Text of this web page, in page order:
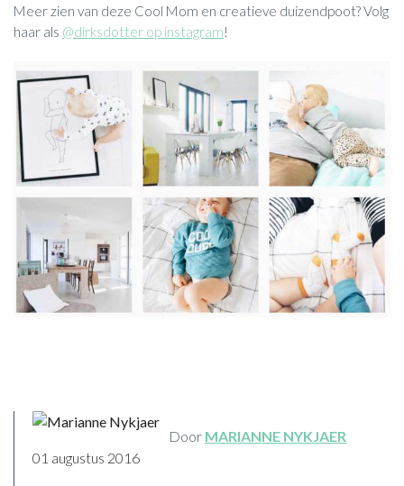
Meer zien van deze Cool Mom en creatieve duizendpoot? Volg
haar als @dirksdotter op instagram!
Door MARIANNE NYKJAER
01 augustus 2016